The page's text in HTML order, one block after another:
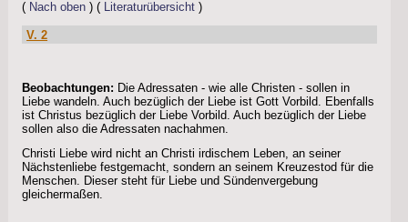
( Nach oben ) ( Literaturübersicht )
V. 2
Beobachtungen: Die Adressaten - wie alle Christen - sollen in
Liebe wandeln. Auch bezüglich der Liebe ist Gott Vorbild. Ebenfalls
ist Christus bezüglich der Liebe Vorbild. Auch bezüglich der Liebe
sollen also die Adressaten nachahmen.
Christi Liebe wird nicht an Christi irdischem Leben, an seiner
Nächstenliebe festgemacht, sondern an seinem Kreuzestod für die
Menschen. Dieser steht für Liebe und Sündenvergebung
gleichermaßen.